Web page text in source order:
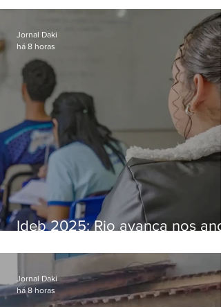
Bangu
Ideb 2025: Rio avança nos
nacional
Jornal Daki
há 8 horas
Jornal Daki
há 8 horas